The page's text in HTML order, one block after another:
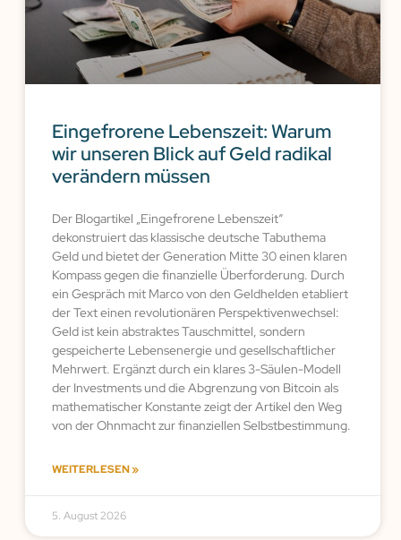
Eingefrorene Lebenszeit: Warum
wir unseren Blick auf Geld radikal
verändern müssen
Der Blogartikel „Eingefrorene Lebenszeit“
dekonstruiert das klassische deutsche Tabuthema
Geld und bietet der Generation Mitte 30 einen klaren
Kompass gegen die finanzielle Überforderung. Durch
ein Gespräch mit Marco von den Geldhelden etabliert
der Text einen revolutionären Perspektivenwechsel:
Geld ist kein abstraktes Tauschmittel, sondern
gespeicherte Lebensenergie und gesellschaftlicher
Mehrwert. Ergänzt durch ein klares 3-Säulen-Modell
der Investments und die Abgrenzung von Bitcoin als
mathematischer Konstante zeigt der Artikel den Weg
von der Ohnmacht zur finanziellen Selbstbestimmung.
WEITERLESEN »
5. August 2026